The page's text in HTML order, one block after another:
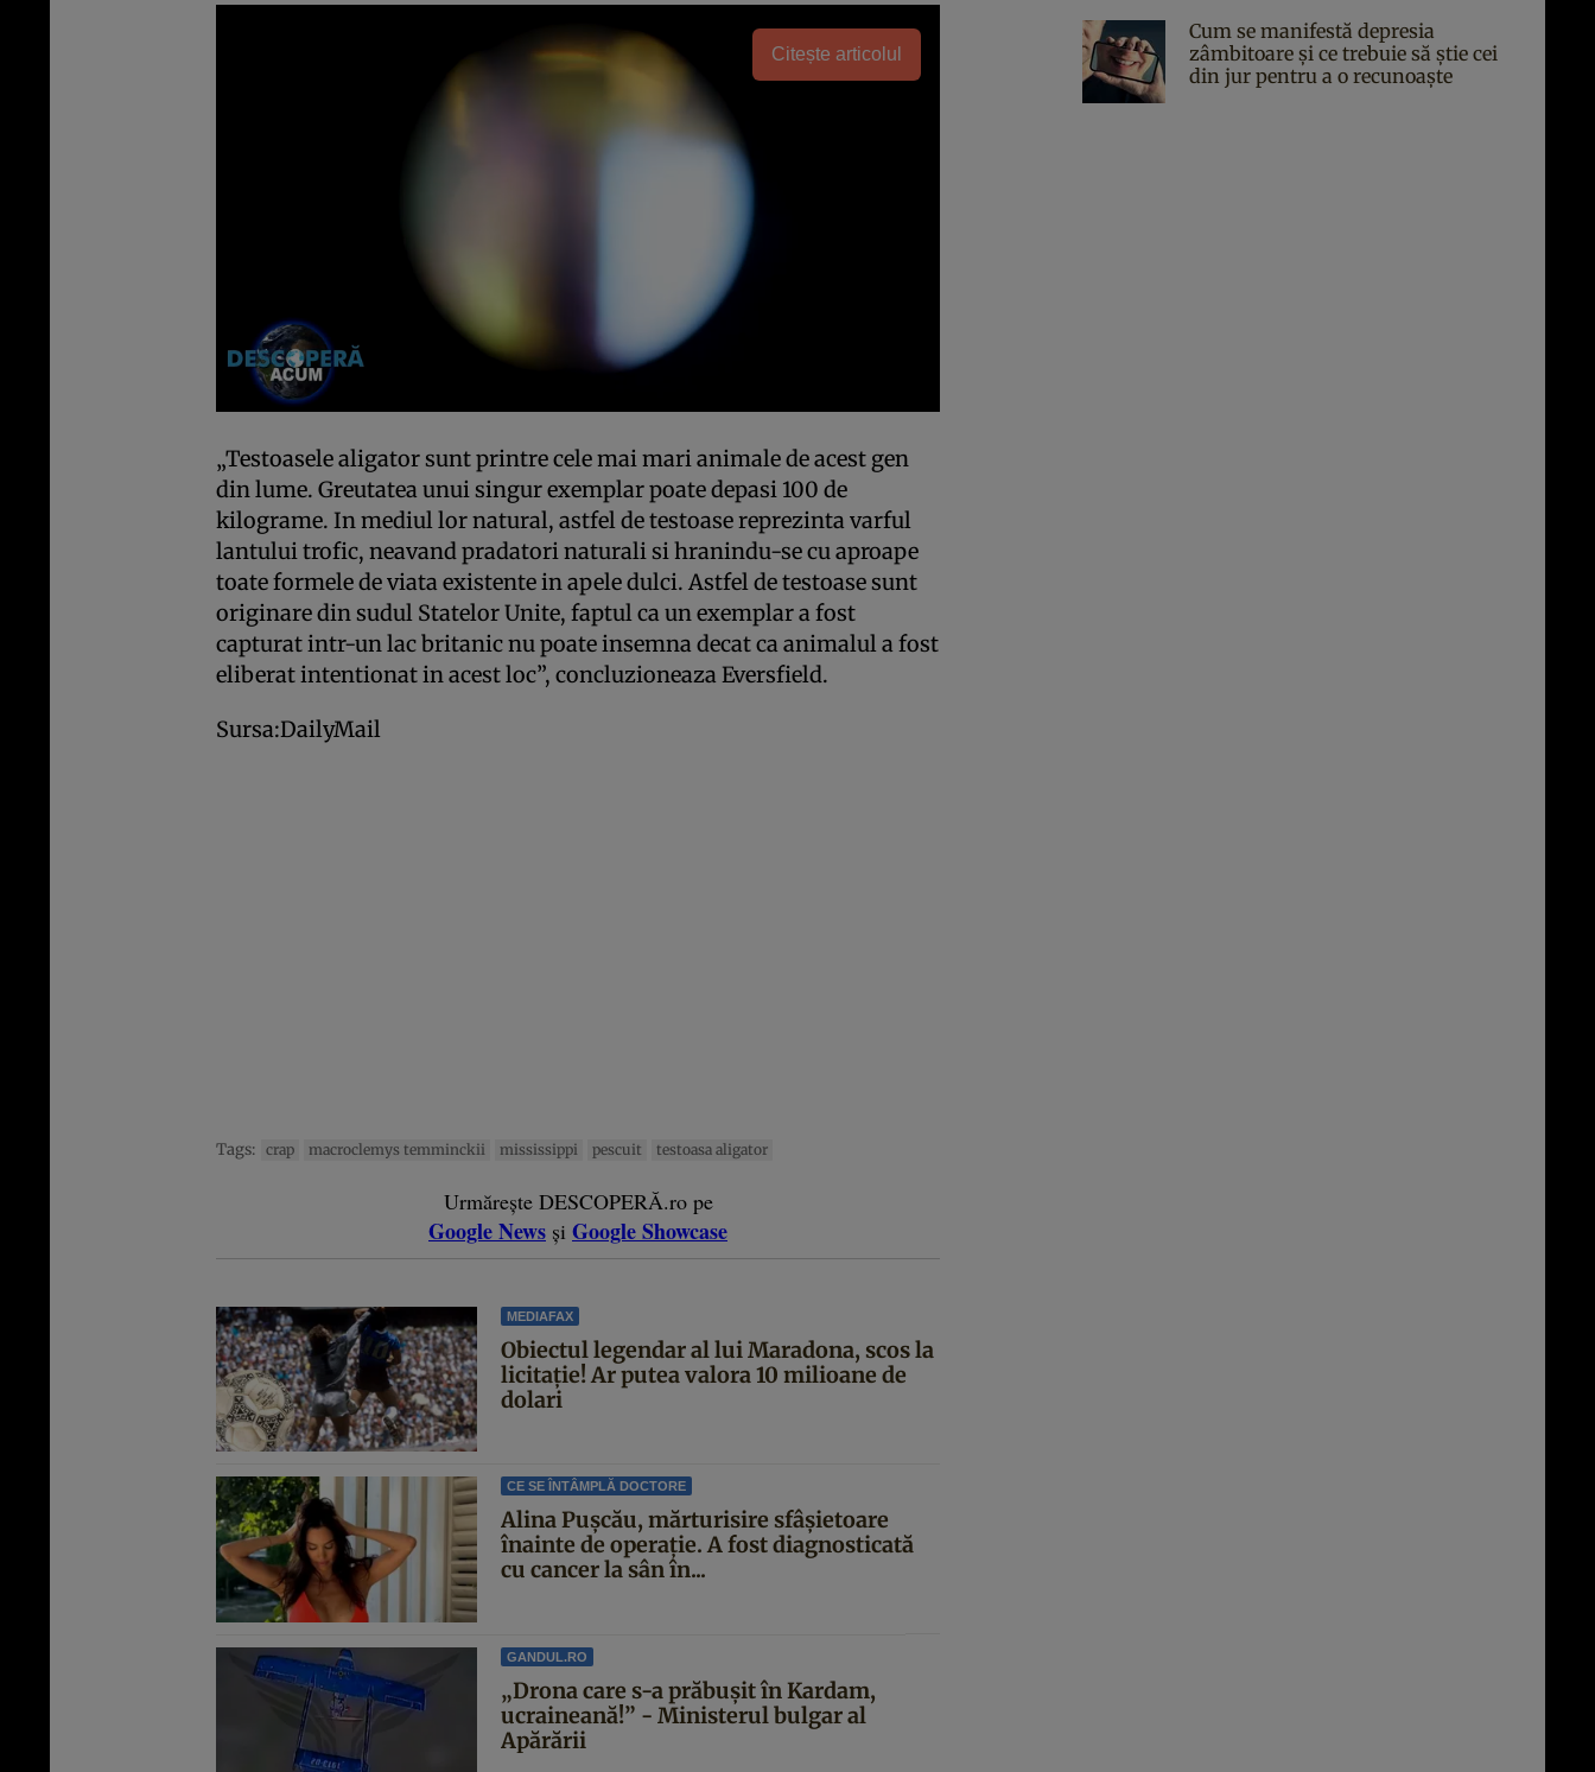
Citește articolul
„Testoasele aligator sunt printre cele mai mari animale de acest gen
din lume. Greutatea unui singur exemplar poate depasi 100 de
kilograme. In mediul lor natural, astfel de testoase reprezinta varful
lantului trofic, neavand pradatori naturali si hranindu-se cu aproape
toate formele de viata existente in apele dulci. Astfel de testoase sunt
originare din sudul Statelor Unite, faptul ca un exemplar a fost
capturat intr-un lac britanic nu poate insemna decat ca animalul a fost
eliberat intentionat in acest loc”, concluzioneaza Eversfield.
Sursa:DailyMail
Tags: crap macroclemys temminckii mississippi pescuit testoasa aligator
Urmărește DESCOPERĂ.ro pe
Google News și Google Showcase
MEDIAFAX
Obiectul legendar al lui Maradona, scos la
licitație! Ar putea valora 10 milioane de
dolari
CE SE ÎNTÂMPLĂ DOCTORE
Alina Pușcău, mărturisire sfâșietoare
înainte de operație. A fost diagnosticată
cu cancer la sân în...
GANDUL.RO
„Drona care s-a prăbușit în Kardam,
ucraineană!” - Ministerul bulgar al
Apărării
Cum se manifestă depresia
zâmbitoare și ce trebuie să știe cei
din jur pentru a o recunoaște